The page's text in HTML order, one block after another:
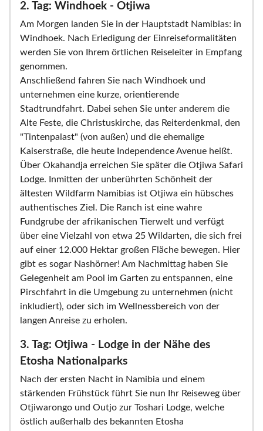
2. Tag: Windhoek - Otjiwa
Am Morgen landen Sie in der Hauptstadt Namibias: in
Windhoek. Nach Erledigung der Einreiseformalitäten
werden Sie von Ihrem örtlichen Reiseleiter in Empfang
genommen.
Anschließend fahren Sie nach Windhoek und
unternehmen eine kurze, orientierende
Stadtrundfahrt. Dabei sehen Sie unter anderem die
Alte Feste, die Christuskirche, das Reiterdenkmal, den
"Tintenpalast" (von außen) und die ehemalige
Kaiserstraße, die heute Independence Avenue heißt.
Über Okahandja erreichen Sie später die Otjiwa Safari
Lodge. Inmitten der unberührten Schönheit der
ältesten Wildfarm Namibias ist Otjiwa ein hübsches
authentisches Ziel. Die Ranch ist eine wahre
Fundgrube der afrikanischen Tierwelt und verfügt
über eine Vielzahl von etwa 25 Wildarten, die sich frei
auf einer 12.000 Hektar großen Fläche bewegen. Hier
gibt es sogar Nashörner! Am Nachmittag haben Sie
Gelegenheit am Pool im Garten zu entspannen, eine
Pirschfahrt in die Umgebung zu unternehmen (nicht
inkludiert), oder sich im Wellnessbereich von der
langen Anreise zu erholen.
3. Tag: Otjiwa - Lodge in der Nähe des
Etosha Nationalparks
Nach der ersten Nacht in Namibia und einem
stärkenden Frühstück führt Sie nun Ihr Reiseweg über
Otjiwarongo und Outjo zur Toshari Lodge, welche
östlich außerhalb des bekannten Etosha